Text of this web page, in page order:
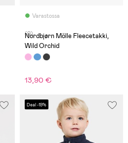
Varastossa
(0)
Nordbjørn Mölle Fleecetakki,
Wild Orchid
13,90 €
Deal -19%